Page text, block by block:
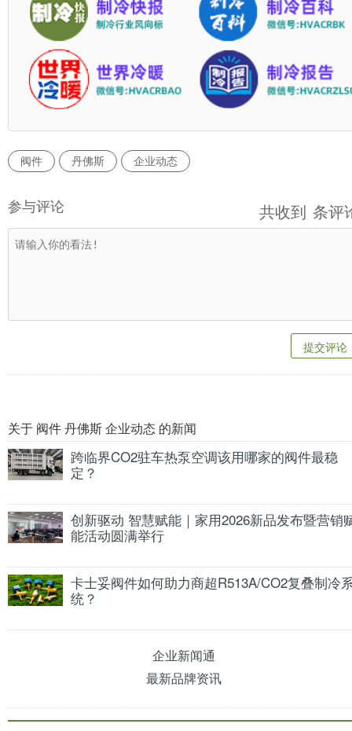
阀件 丹佛斯 企业动态
参与评论 共收到 条评
提交评论
关于 阀件 丹佛斯 企业动态 的新闻
跨临界CO2驻车热泵空调该用哪家的阀件最稳
定？
创新驱动 智慧赋能｜家用2026新品发布暨营销
能活动圆满举行
卡士妥阀件如何助力商超R513A/CO2复叠制冷
统？
企业新闻通
最新品牌资讯